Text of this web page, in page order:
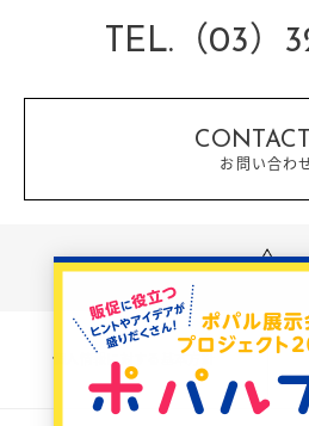
TEL.（03）
CONTACT
お問い合わ
個人情報に対する基本方針